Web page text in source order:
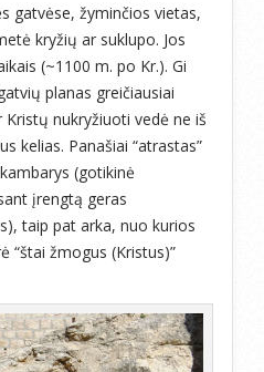
gatvėse, žyminčios vietas,
kryžių ar suklupo. Jos
(~1100 m. po Kr.). Gi
planas greičiausiai
nukryžiuoti vedė ne iš
kelias. Panašiai “atrastas”
(gotikinė
įrengtą geras
taip pat arka, nuo kurios
“štai žmogus (Kristus)”